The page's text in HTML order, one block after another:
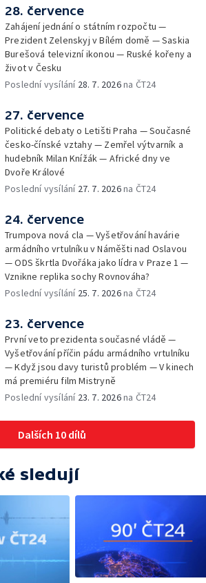
28. července
Zahájení jednání o státním rozpočtu —
Prezident Zelenskyj v Bílém domě — Saskia
Burešová televizní ikonou — Ruské kořeny a
život v Česku
Poslední vysílání 28. 7. 2026na ČT24
27. července
Politické debaty o Letišti Praha — Současné
česko-čínské vztahy — Zemřel výtvarník a
hudebník Milan Knížák — Africké dny ve
Dvoře Králové
Poslední vysílání 27. 7. 2026na ČT24
24. července
Trumpova nová cla — Vyšetřování havárie
armádního vrtulníku v Náměšti nad Oslavou
— ODS škrtla Dvořáka jako lídra v Praze 1 —
Vznikne replika sochy Rovnováha?
Poslední vysílání 25. 7. 2026na ČT24
23. července
První veto prezidenta současné vládě —
Vyšetřování příčin pádu armádního vrtulníku
— Když jsou davy turistů problém — V kinech
má premiéru film Mistryně
Poslední vysílání 23. 7. 2026na ČT24
Dalších 10 dílů
sledují